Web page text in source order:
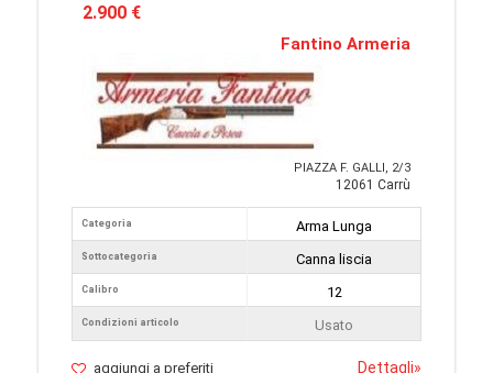
2.900 €
Fantino Armeria
PIAZZA F. GALLI, 2/3
12061 Carrù
Categoria
Sottocategoria
Calibro
Condizioni articolo
Arma Lunga
Canna liscia
12
Usato
aggiungi a preferiti Dettagli»